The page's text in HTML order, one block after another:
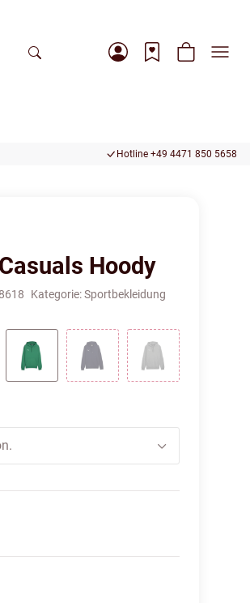
Hotline +49 4471 850 5658
Hoody
Kategorie:Sportbekleidung